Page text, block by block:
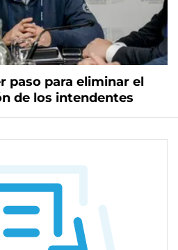
paso para eliminar el
de los intendentes